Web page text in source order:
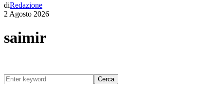
diRedazione
2 Agosto 2026
saimir
Cerca